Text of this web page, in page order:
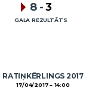
8 -3
GALA REZULTĀTS
RATIŅKĒRLINGS 2017
17/04/2017 14:00